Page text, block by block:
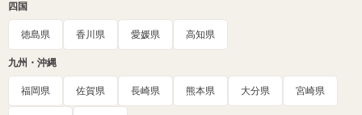
四国
徳島県 香川県 愛媛県 高知県
九州・沖縄
福岡県 佐賀県 長崎県 熊本県 大分県 宮崎県